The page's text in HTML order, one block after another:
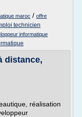
maroc / offre
technicien
informatique
distance,
réalisation